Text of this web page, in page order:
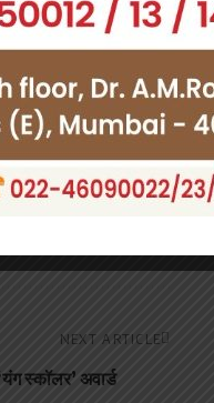
Wink
NEXT ARTICLE
स्कॉलर’ अवार्ड